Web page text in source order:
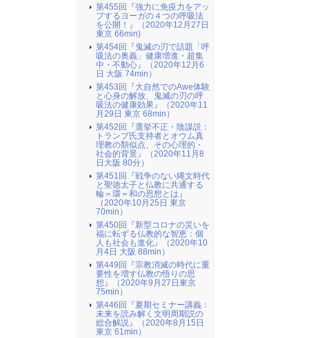
第455回『強力に免疫力をアッ
プするヨーガの４つの呼吸法
を公開！』（2020年12月27日
東京 66min)
第454回『鬼滅の刃で話題「呼
吸法の奥義」健康増進・超集
中・不動心』（2020年12月6
日 大阪 74min）
第453回『大自然でのAwe体験
と心身の解放、鬼滅の刃の呼
吸法の健康効果』（2020年11
月29日 東京 68min）
第452回『選挙不正・陰謀説：
トランプ氏支持者とオウム真
理教の類似点、その心理的・
社会的背景』（2020年11月8
日大阪 80分）
第451回『戦争のない縄文時代
と聖徳太子と仏教に共通する
輪＝環＝和の思想とは』
（2020年10月25日 東京
70min）
第450回『新型コロナの災いを
福に転ずる仏教的な智恵：個
人も社会も進化』（2020年10
月4日 大阪 88min）
第449回『宗教消滅の時代に重
要性を増す仏教の悟りの思
想』（2020年9月27日東京
75min）
第446回『夏期セミナー講義：
未来を読み解く文明周期説の
総合解説』（2020年8月15日
東京 61min）